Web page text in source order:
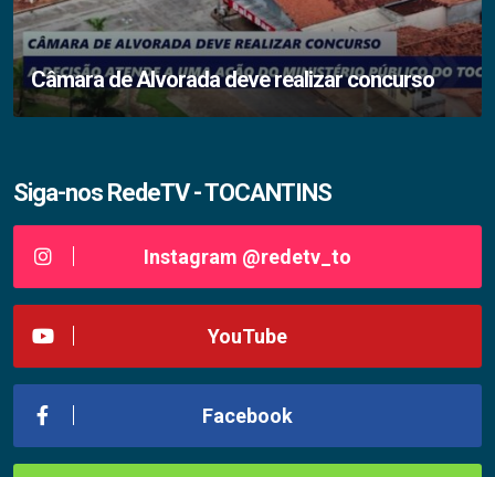
Câmara de Alvorada deve realizar concurso
Siga-nos RedeTV - TOCANTINS
Instagram @redetv_to
YouTube
Facebook